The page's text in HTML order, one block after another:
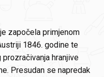
započela primjenom
1846. godine te
hranjive
Presudan se napredak